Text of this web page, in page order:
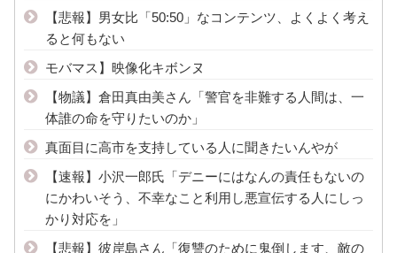
【悲報】男女比「50:50」なコンテンツ、よくよく考え
ると何もない
モバマス】映像化キボンヌ
【物議】倉田真由美さん「警官を非難する人間は、一
体誰の命を守りたいのか」
真面目に高市を支持している人に聞きたいんやが
【速報】小沢一郎氏「デニーにはなんの責任もないの
にかわいそう、不幸なこと利用し悪宣伝する人にしっ
かり対応を」
【悲報】彼岸島さん「復讐のために鬼倒します、敵の